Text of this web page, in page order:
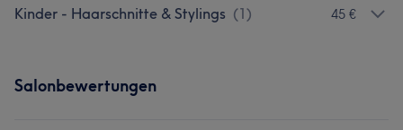
Kinder - Haarschnitte & Stylings (1) 45 €
Salonbewertungen